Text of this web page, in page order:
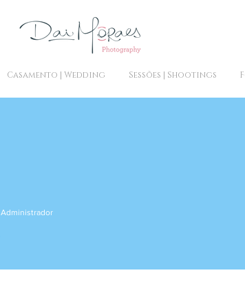
Casamento | Wedding Sessões | Shootings
Administrador